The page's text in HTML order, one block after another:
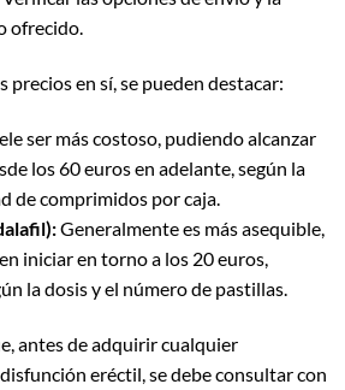
ofrecido.
precios en sí, se pueden destacar:
ser más costoso, pudiendo alcanzar
los 60 euros en adelante, según la
de comprimidos por caja.
Generalmente es más asequible,
iniciar en torno a los 20 euros,
la dosis y el número de pastillas.
antes de adquirir cualquier
eréctil, se debe consultar con